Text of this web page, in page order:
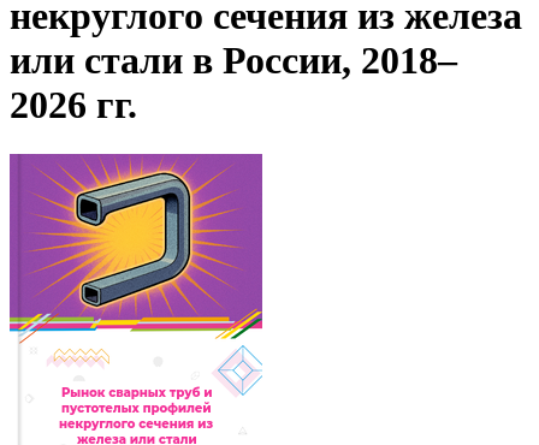
некруглого сечения из железа
или стали в России, 2018–
2026 гг.